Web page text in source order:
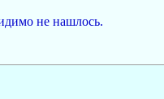
не нашлось.